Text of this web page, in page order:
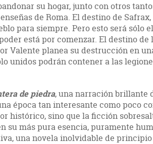
su hogar, junto con otros
de Roma. El destino de
para siempre. Pero esto será sólo
está por comenzar. El destino de
Valente planea su destrucción en
unidos podrán contener a las
de piedra, una narración brillante
época tan interesante como poco
histórico, sino que la ficción
su más pura esencia, puramente
una novela inolvidable de principio